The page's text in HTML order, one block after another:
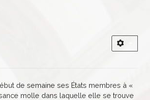
de semaine ses États membres à «
molle dans laquelle elle se trouve